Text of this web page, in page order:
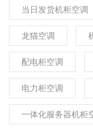
当日发货机柜空调
龙猫空调
配电柜空调
电力柜空调
一体化服务器机柜